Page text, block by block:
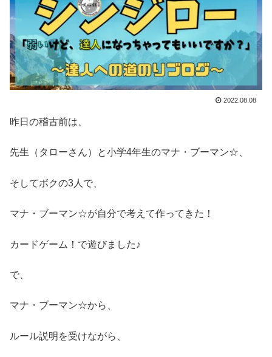
2022.08.08
昨日の稽古前は、
先生（タローさん）と小学4年生のマナ・ブーマン☆、
そしてボクの3人で、
マナ・ブーマン☆が自分で考えて作ってきた！
カードゲーム！で遊びました♪
で、
マナ・ブーマン☆から、
ルール説明を受けながら、